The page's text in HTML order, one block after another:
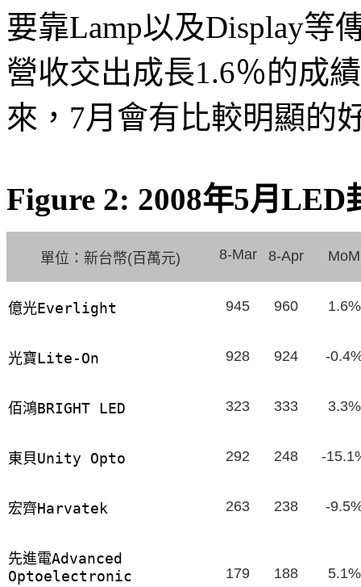
要靠Lamp以及Display等
營收交出成長1.6％的成
來，7月會有比較明顯的
Figure 2: 2008年5月LED
單位：新台幣(百萬元) 8-Mar 8-Apr MoM
億光Everlight 945 960 1.6%
光寶Lite-On 928 924 -
佰鴻BRIGHT LED 323 333 3.3%
東貝Unity Opto 292 248 -
宏齊Harvatek 263 238 -
先進電Advanced
Optoelectronic
179 188 5.1%